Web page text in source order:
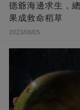
德爺海邊求生，
果成救命稻草
2023/08/05